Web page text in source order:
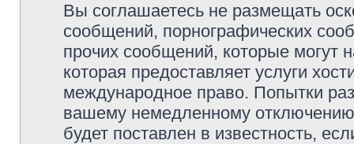
Вы соглашаетесь не размещать
сообщений, порнографических
прочих сообщений, которые могут
которая предоставляет услуги
международное право. Попытки
вашему немедленному
будет поставлен в известность,